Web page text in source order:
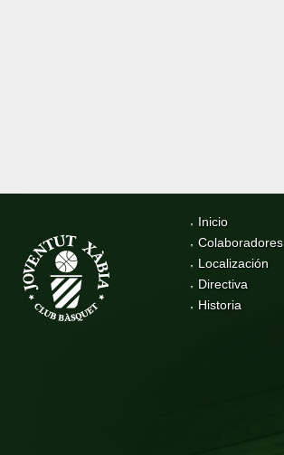
Inicio
Colaboradores
Localización
Directiva
Historia